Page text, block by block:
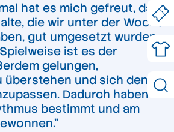
hat es mich gefreut, dass
die wir unter der Woche
gut umgesetzt wurden.
ist es der
gelungen,
überstehen und sich den
Dadurch haben
bestimmt und am